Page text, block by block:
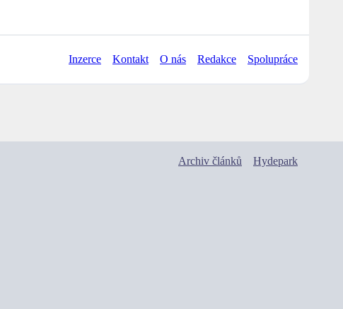
Inzerce Kontakt O nás Redakce Spolupráce
Archiv článků Hydepark